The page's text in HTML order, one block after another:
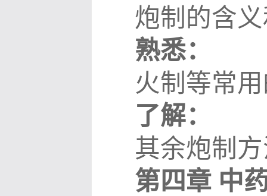
炮制的含
熟悉：
火制等常
了解：
其余炮制
第四章 中